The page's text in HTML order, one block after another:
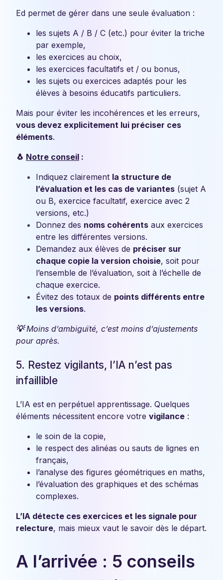
Ed permet de gérer dans une seule évaluation :
les sujets A / B / C (etc.) pour éviter la triche
par exemple,
les exercices au choix,
les exercices facultatifs et / ou bonus,
les sujets ou exercices adaptés pour les
élèves à besoins éducatifs particuliers.
Mais pour éviter les incohérences et les erreurs,
vous devez explicitement lui préciser ces
éléments.
🐧 Notre conseil :
Indiquez clairement la structure de
l’évaluation et les cas de variantes (sujet A
ou B, exercice facultatif, exercice avec 2
versions, etc.)
Donnez des noms cohérents aux exercices
entre les différentes versions.
Demandez aux élèves de préciser sur
chaque copie la version choisie, soit pour
l’ensemble de l’évaluation, soit à l’échelle de
chaque exercice.
Évitez des totaux de points différents entre
les versions.
💡 Moins d’ambiguïté, c’est moins d’ajustements
pour après.
5. Restez vigilants, l’IA n’est pas
infaillible
L’IA est en perpétuel apprentissage. Quelques
éléments nécessitent encore votre vigilance :
le soin de la copie,
le respect des alinéas ou sauts de lignes en
français,
l’analyse des figures géométriques en maths,
l’évaluation des graphiques et des schémas
complexes.
L’IA détecte ces exercices et les signale pour
relecture, mais mieux vaut le savoir dès le départ.
A l’arrivée : 5 conseils